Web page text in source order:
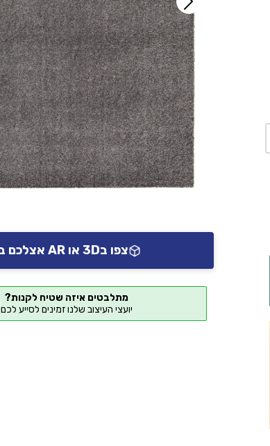
צפו ב3D או AR אצלכם בבית
מתלבטים איזה שטיח לקנות?
יועצי העיצוב שלנו זמינים לסייע לכם